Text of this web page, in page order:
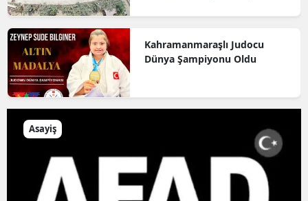
Kahramanmaraşlı Judocu
Dünya Şampiyonu Oldu
Asayiş